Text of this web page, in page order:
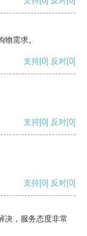
需求。
支持[0] 反对[0]
支持[0] 反对[0]
支持[0] 反对[0]
决，服务态度非常